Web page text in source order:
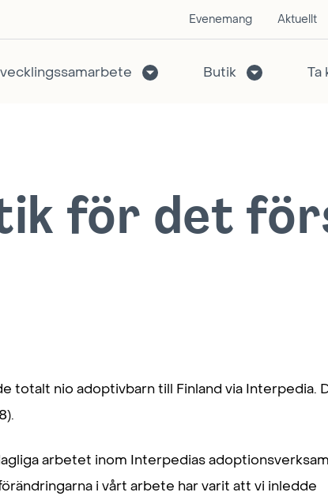
Evenemang Aktuellt
Butik Ta
för det
totalt nio adoptivbarn till Finland via Interpedia.
arbetet inom Interpedias
i vårt arbete har varit att vi inledde